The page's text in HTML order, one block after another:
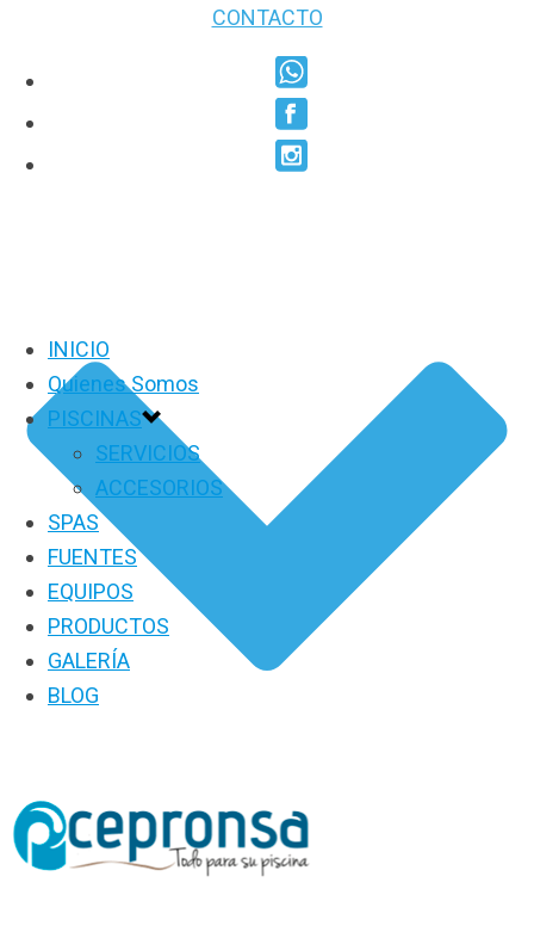
CONTACTO
INICIO
Quienes Somos
PISCINAS
SERVICIOS
ACCESORIOS
SPAS
FUENTES
EQUIPOS
PRODUCTOS
GALERÍA
BLOG
PRODUCTOS